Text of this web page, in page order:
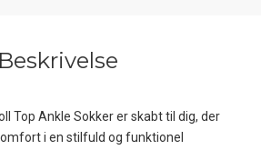
Beskrivelse
Top Ankle Sokker er skabt til dig, der
i en stilfuld og funktionel